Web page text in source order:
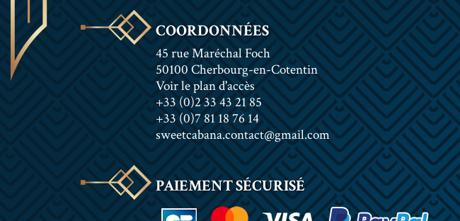
COORDONNÉES
45 rue Maréchal Foch
50100 Cherbourg-en-Cotentin
Voir le plan d'accès
+33 (0)2 33 43 21 85
+33 (0)7 81 18 76 14
sweetcabana.contact@gmail.com
PAIEMENT SÉCURISÉ